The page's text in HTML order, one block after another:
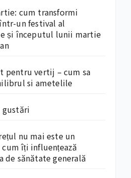
cum transformi
un festival al
și începutul lunii martie
pentru vertij – cum sa
si ametelile
gustări
nu mai este un
îți influențează
sănătate generală